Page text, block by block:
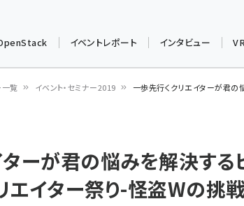
イベントレポート インタビュー
一覧 イベント・セミナー2019 一歩先行くクリエイターが君の
ーが君の悩みを解決する
エイター祭り-怪盗Wの挑戦